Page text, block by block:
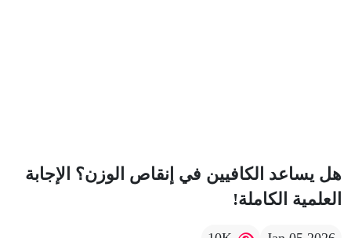
هل يساعد الكافيين في إنقاص الوزن؟ الإجابة
العلمية الكاملة!